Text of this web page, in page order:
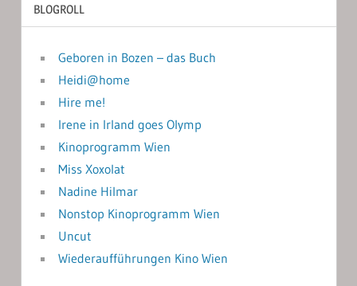
BLOGROLL
Geboren in Bozen – das Buch
Heidi@home
Hire me!
Irene in Irland goes Olymp
Kinoprogramm Wien
Miss Xoxolat
Nadine Hilmar
Nonstop Kinoprogramm Wien
Uncut
Wiederaufführungen Kino Wien